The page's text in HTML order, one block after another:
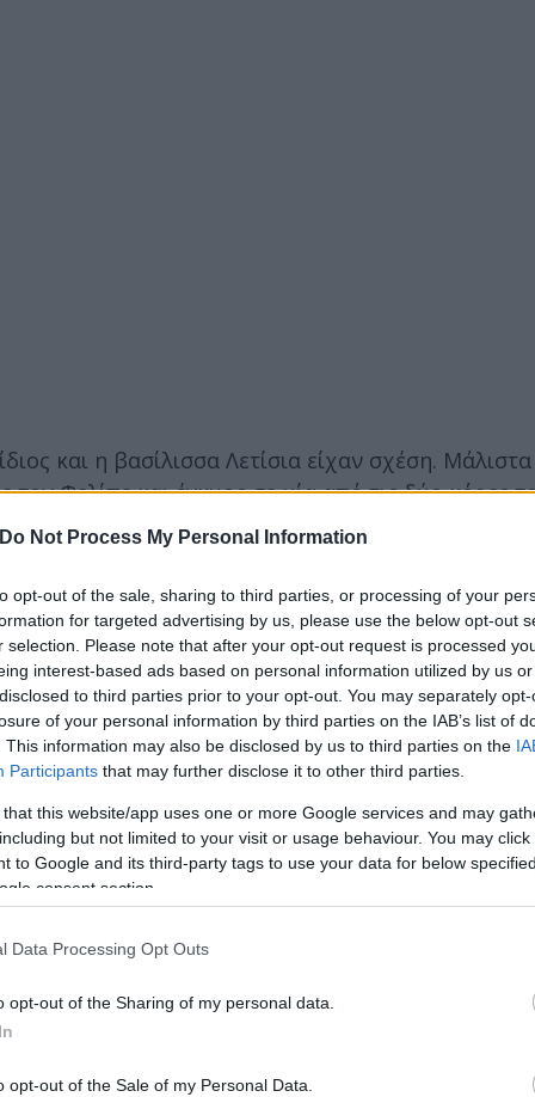
Do Not Process My Personal Information
opt-out of the sale, sharing to third parties, or processing of your
for targeted advertising by us, please use the below opt-out
selection. Please note that after your opt-out request is processed
interest-based ads based on personal information utilized by us
to third parties prior to your opt-out. You may separately
of your personal information by third parties on the IAB’s list of
This information may also be disclosed by us to third parties on the
Participants that may further disclose it to other third parties.
that this website/app uses one or more Google services and may
but not limited to your visit or usage behaviour. You may
to Google and its third-party tags to use your data for below
consent section.
Data Processing Opt Outs
opt-out of the Sharing of my personal data.
opt-out of the Sale of my Personal Data.
και η βασίλισσα Λετίσια είχαν σχέση.
Φελίπε και έγκυος σε μία από τις δύο κόρες
στη δίνη δημοσιευμάτων περί μεγάλης κρίσης στο
τις κοινές εμφανίσεις τους την ώρα που οι
αποστασιοποίηση, ενώ ακόμη και στις κοινές
Σύμφωνα μάλιστα με την εφημερίδα της